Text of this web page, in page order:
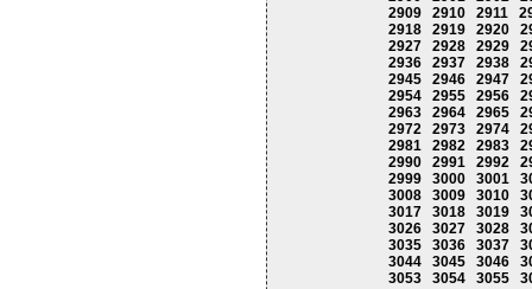
2909
2910 2911
2918
2919 2920
2927
2928 2929
2936
2937 2938
2945
2946 2947
2954
2955 2956
2963
2964 2965
2972
2973 2974
2981
2982 2983
2990
2991 2992
2999
3000 3001
3008
3009 3010
3017
3018 3019
3026
3027 3028
3035
3036 3037
3044
3045 3046
3053
3054 3055